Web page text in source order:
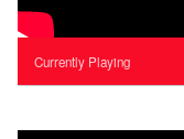
Currently Playing